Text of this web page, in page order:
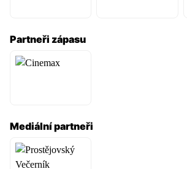
Partneři zápasu
Mediální partneři